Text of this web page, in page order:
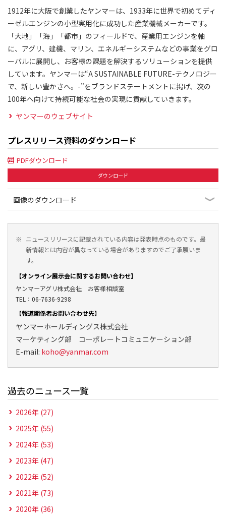
1912年に大阪で創業したヤンマーは、1933年に世界で初めてディ
ーゼルエンジンの小型実用化に成功した産業機械メーカーです。
「大地」「海」「都市」のフィールドで、産業用エンジンを軸
に、アグリ、建機、マリン、エネルギーシステムなどの事業をグロ
ーバルに展開し、お客様の課題を解決するソリューションを提供
しています。ヤンマーは“A SUSTAINABLE FUTURE-テクノロジー
で、新しい豊かさへ。-”をブランドステートメントに掲げ、次の
100年へ向けて持続可能な社会の実現に貢献していきます。
ヤンマーのウェブサイト
プレスリリース資料のダウンロード
PDFダウンロード
ダウンロード
画像のダウンロード
※ ニュースリリースに記載されている内容は発表時点のものです。最
新情報とは内容が異なっている場合がありますのでご了承願いま
す。
【オンライン展示会に関するお問い合わせ】
ヤンマーアグリ株式会社 お客様相談室
TEL：06-7636-9298
【報道関係者お問い合わせ先】
ヤンマーホールディングス株式会社
マーケティング部 コーポレートコミュニケーション部
E-mail: koho@yanmar.com
過去のニュース一覧
2026年 (27)
2025年 (55)
2024年 (53)
2023年 (47)
2022年 (52)
2021年 (73)
2020年 (36)